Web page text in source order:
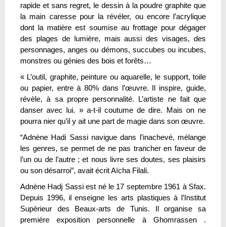
rapide et sans regret, le dessin à la poudre graphite que
la main caresse pour la révéler, ou encore l’acrylique
dont la matière est soumise au frottage pour dégager
des plages de lumière, mais aussi des visages, des
personnages, anges ou démons, succubes ou incubes,
monstres ou génies des bois et forêts…
« L’outil, graphite, peinture ou aquarelle, le support, toile
ou papier, entre à 80% dans l’œuvre. Il inspire, guide,
révèle, à sa propre personnalité. L’artiste ne fait que
danser avec lui. » a-t-il coutume de dire. Mais on ne
pourra nier qu’il y ait une part de magie dans son œuvre.
“Adnène Hadi Sassi navigue dans l’inachevé, mélange
les genres, se permet de ne pas trancher en faveur de
l’un ou de l’autre ; et nous livre ses doutes, ses plaisirs
ou son désarroi”, avait écrit Aïcha Filali.
Adnène Hadj Sassi est né le 17 septembre 1961 à Sfax.
Depuis 1996, il enseigne les arts plastiques à l’Institut
Supérieur des Beaux-arts de Tunis. Il organise sa
première exposition personnelle à Ghomrassen .